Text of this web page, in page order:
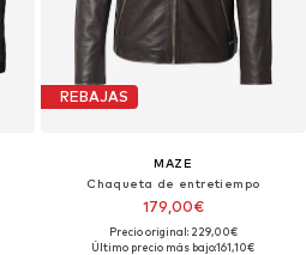
REBAJAS
MAZE
Chaqueta de entretiempo
179,00€
Precio original: 229,00€
Último precio más bajo:161,10€